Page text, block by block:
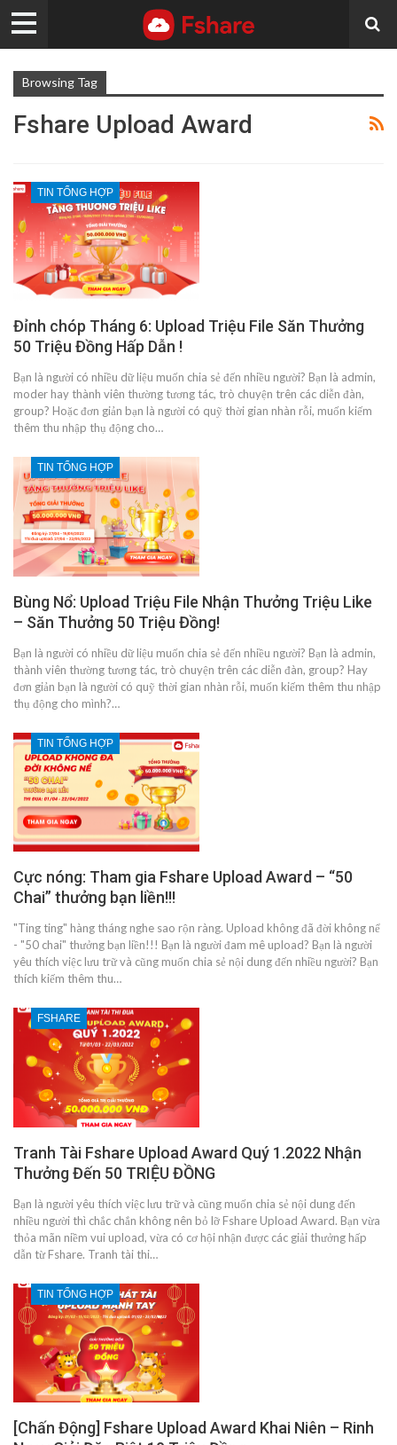
Browsing Tag
Fshare Upload Award
TIN TỔNG HỢP
Đỉnh chóp Tháng 6: Upload Triệu File Săn Thưởng
50 Triệu Đồng Hấp Dẫn !
Bạn là người có nhiều dữ liệu muốn chia sẻ đến nhiều người? Bạn là admin,
moder hay thành viên thường tương tác, trò chuyện trên các diễn đàn,
group? Hoặc đơn giản bạn là người có quỹ thời gian nhàn rỗi, muốn kiếm
thêm thu nhập thụ động cho…
TIN TỔNG HỢP
Bùng Nổ: Upload Triệu File Nhận Thưởng Triệu Like
– Săn Thưởng 50 Triệu Đồng!
Bạn là người có nhiều dữ liệu muốn chia sẻ đến nhiều người? Bạn là admin,
thành viên thường tương tác, trò chuyện trên các diễn đàn, group? Hay
đơn giản bạn là người có quỹ thời gian nhàn rỗi, muốn kiếm thêm thu nhập
thụ động cho mình?…
TIN TỔNG HỢP
Cực nóng: Tham gia Fshare Upload Award – “50
Chai” thưởng bạn liền!!!
"Ting ting" hàng tháng nghe sao rộn ràng. Upload không đã đời không nể
- "50 chai" thưởng bạn liền!!! Bạn là người đam mê upload? Bạn là người
yêu thích việc lưu trữ và cũng muốn chia sẻ nội dung đến nhiều người? Bạn
thích kiếm thêm thu…
FSHARE
Tranh Tài Fshare Upload Award Quý 1.2022 Nhận
Thưởng Đến 50 TRIỆU ĐỒNG
Bạn là người yêu thích việc lưu trữ và cũng muốn chia sẻ nội dung đến
nhiều người thì chắc chắn không nên bỏ lỡ Fshare Upload Award. Bạn vừa
thỏa mãn niềm vui upload, vừa có cơ hội nhận được các giải thưởng hấp
dẫn từ Fshare. Tranh tài thi…
TIN TỔNG HỢP
[Chấn Động] Fshare Upload Award Khai Niên – Rinh